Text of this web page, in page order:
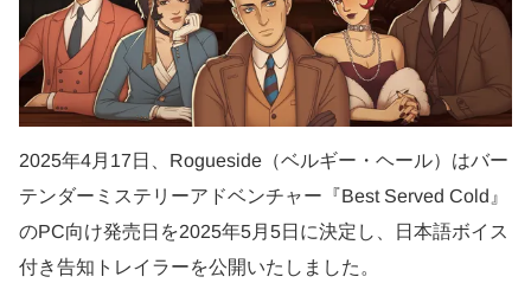
2025年4月17日、Rogueside（ベルギー・ヘール）はバー
テンダーミステリーアドベンチャー『Best Served Cold』
のPC向け発売日を2025年5月5日に決定し、日本語ボイス
付き告知トレイラーを公開いたしました。